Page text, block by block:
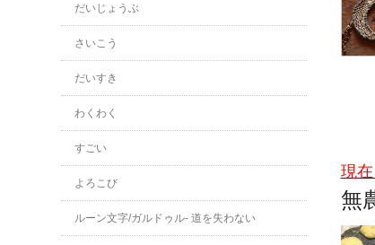
現
無
だいじょうぶ
さいこう
だいすき
わくわく
すごい
よろこび
ルーン文字/ガルドゥル- 道を失わない